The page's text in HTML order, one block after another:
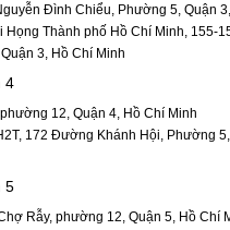
Đình Chiểu, Phường 5, Quận
Họng Thành phố Hồ Chí Minh, 155-
3, Hồ Chí Minh
4
12, Quận 4, Hồ Chí Minh
172 Đường Khánh Hội, Phường
5
Rẫy, phường 12, Quận 5, Hồ Chí